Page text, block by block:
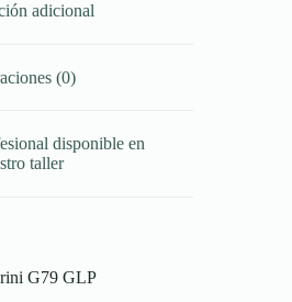
adicional
(0)
disponible en
taller
G79 GLP